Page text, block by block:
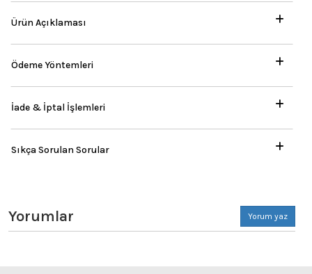
Ürün Açıklaması
Ödeme Yöntemleri
İade & İptal İşlemleri
Sıkça Sorulan Sorular
Yorumlar Yorum yaz